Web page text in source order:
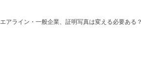
エアライン・一般企業、証明写真は変える必要ある